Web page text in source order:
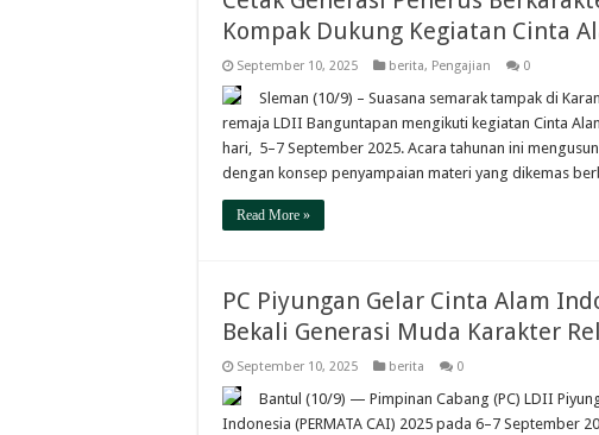
Kompak Dukung Kegiatan Cinta
September 10, 2025 berita, Pengajian 0
Sleman (10/9) – Suasana semarak tampak di
remaja LDII Banguntapan mengikuti kegiatan Cinta
hari, 5–7 September 2025. Acara tahunan ini
dengan konsep penyampaian materi yang dikemas
Read More »
PC Piyungan Gelar Cinta Alam
Bekali Generasi Muda Karakter
September 10, 2025 berita 0
Bantul (10/9) — Pimpinan Cabang (PC) LDII
Indonesia (PERMATA CAI) 2025 pada 6–7 September